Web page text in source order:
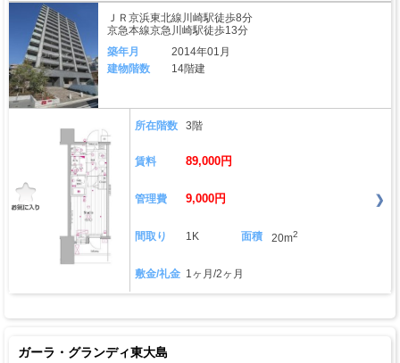
ＪＲ京浜東北線川崎駅徒歩8分
京急本線京急川崎駅徒歩13分
築年月
2014年01月
建物階数
14階建
所在階数 3階
賃料 89,000円
管理費 9,000円
間取り 1K 面積 20m2
敷金/礼金 1ヶ月/2ヶ月
ガーラ・グランディ東大島